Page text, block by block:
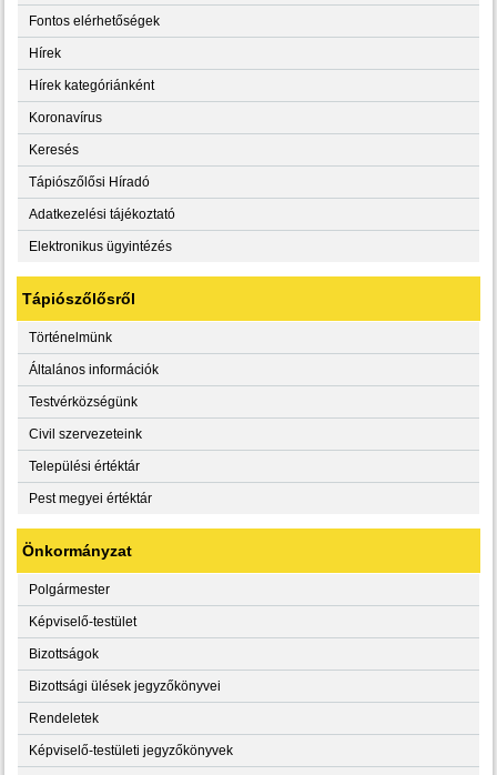
Fontos elérhetőségek
Hírek
Hírek kategóriánként
Koronavírus
Keresés
Tápiószőlősi Híradó
Adatkezelési tájékoztató
Elektronikus ügyintézés
Tápiószőlősről
Történelmünk
Általános információk
Testvérközségünk
Civil szervezeteink
Települési értéktár
Pest megyei értéktár
Önkormányzat
Polgármester
Képviselő-testület
Bizottságok
Bizottsági ülések jegyzőkönyvei
Rendeletek
Képviselő-testületi jegyzőkönyvek